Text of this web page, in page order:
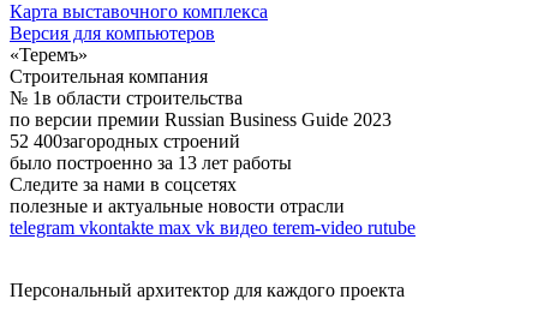
Карта выставочного комплекса
Версия для компьютеров
«Теремъ»
Строительная компания
№ 1в области строительства
по версии премии Russian Business Guide 2023
52 400загородных строений
было построенно за 13 лет работы
Следите за нами в соцсетях
полезные и актуальные новости отрасли
telegram vkontakte max vk видео terem-video rutube
Персональный архитектор для каждого проекта